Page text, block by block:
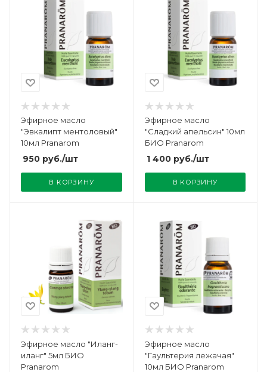
Эфирное масло
"Эвкалипт ментоловый"
10мл Pranarom
950 руб./шт
В КОРЗИНУ
Эфирное масло
"Сладкий апельсин" 10мл
БИО Pranarom
1 400руб./шт
В КОРЗИНУ
Эфирное масло "Иланг-
иланг" 5мл БИО
Pranarom
Эфирное масло
"Гаультерия лежачая"
10мл БИО Pranarom